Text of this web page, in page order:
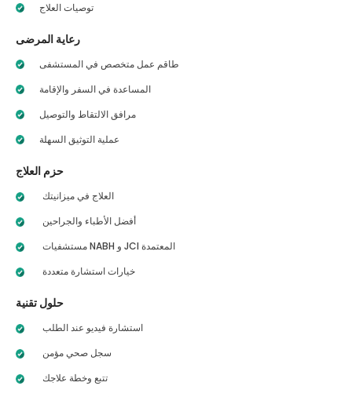
توصيات العلاج
رعاية المرضى
طاقم عمل متخصص في المستشفى
المساعدة في السفر والإقامة
مرافق الالتقاط والتوصيل
عملية التوثيق السهلة
حزم العلاج
العلاج في ميزانيتك
أفضل الأطباء والجراحين
مستشفيات NABH و JCI المعتمدة
خيارات استشارة متعددة
حلول تقنية
استشارة فيديو عند الطلب
سجل صحي مؤمن
تتبع وخطة علاجك